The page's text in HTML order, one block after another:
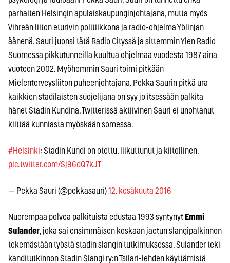
parhaiten Helsingin apulaiskaupunginjohtajana, mutta myös
Vihreän liiton eturivin politiikkona ja radio-ohjelma Yölinjan
äänenä. Sauri juonsi tätä Radio Cityssä ja sittemmin Ylen Radio
Suomessa pikkutunneilla kuultua ohjelmaa vuodesta 1987 aina
vuoteen 2002. Myöhemmin Sauri toimi pitkään
Mielenterveysliiton puheenjohtajana. Pekka Saurin pitkä ura
kaikkien stadilaisten suojelijana on syy jo itsessään palkita
hänet Stadin Kundina. Twitterissä aktiivinen Sauri ei unohtanut
kiittää kunniasta myöskään somessa.
#Helsinki: Stadin Kundi on otettu, liikuttunut ja kiitollinen.
pic.twitter.com/Sj96dQ7kJT
— Pekka Sauri (@pekkasauri)12. kesäkuuta 2016
Nuorempaa polvea palkituista edustaa 1993 syntynyt Emmi
Sulander, joka sai ensimmäisen koskaan jaetun slangipalkinnon
tekemästään työstä stadin slangin tutkimuksessa. Sulander teki
kanditutkinnon Stadin Slangi ry:n Tsilari-lehden käyttämistä